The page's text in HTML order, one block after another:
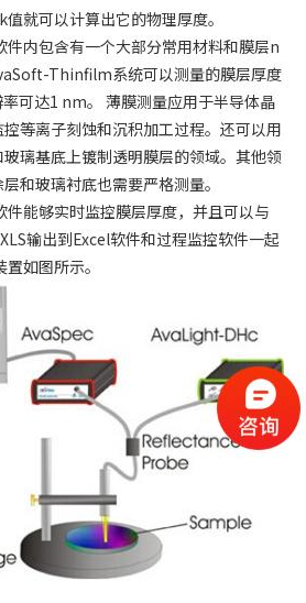
就可以计算出它的物理厚度。
内包含有一个大部分常用材料和膜层n
Thinfilm系统可以测量的膜层厚度
可达1 nm。 薄膜测量应用于半导体晶
等离子刻蚀和沉积加工过程。还可以用
璃基底上镀制透明膜层的领域。其他领
和玻璃衬底也需要严格测量。
能够实时监控膜层厚度，并且可以与
输出到Excel软件和过程监控软件一起
如图所示。